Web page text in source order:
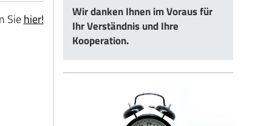
Siehier!
Wir danken Ihnen im Voraus für
Ihr Verständnis und Ihre
Kooperation.